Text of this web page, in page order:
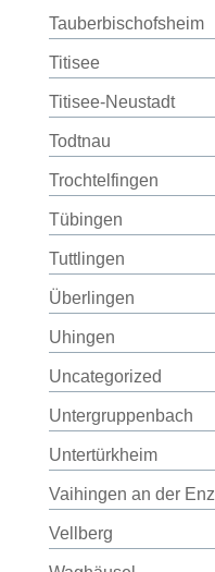
Tauberbischofsheim
Titisee
Titisee-Neustadt
Todtnau
Trochtelfingen
Tübingen
Tuttlingen
Überlingen
Uhingen
Uncategorized
Untergruppenbach
Untertürkheim
Vaihingen an der Enz
Vellberg